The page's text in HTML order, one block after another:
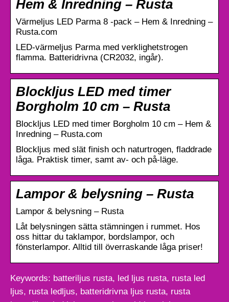
Hem & Inredning – Rusta
Värmeljus LED Parma 8 -pack – Hem & Inredning –
Rusta.com
LED-värmeljus Parma med verklighetstrogen
flamma. Batteridrivna (CR2032, ingår).
Blockljus LED med timer
Borgholm 10 cm – Rusta
Blockljus LED med timer Borgholm 10 cm – Hem &
Inredning – Rusta.com
Blockljus med slät finish och naturtrogen, fladdrade
låga. Praktisk timer, samt av- och på-läge.
Lampor & belysning – Rusta
Lampor & belysning – Rusta
Låt belysningen sätta stämningen i rummet. Hos
oss hittar du taklampor, bordslampor, och
fönsterlampor. Alltid till överraskande låga priser!
Keywords: batteriljus rusta, led ljus rusta, rusta led
ljus, rusta ledljus, batteridrivna ljus rusta, rusta